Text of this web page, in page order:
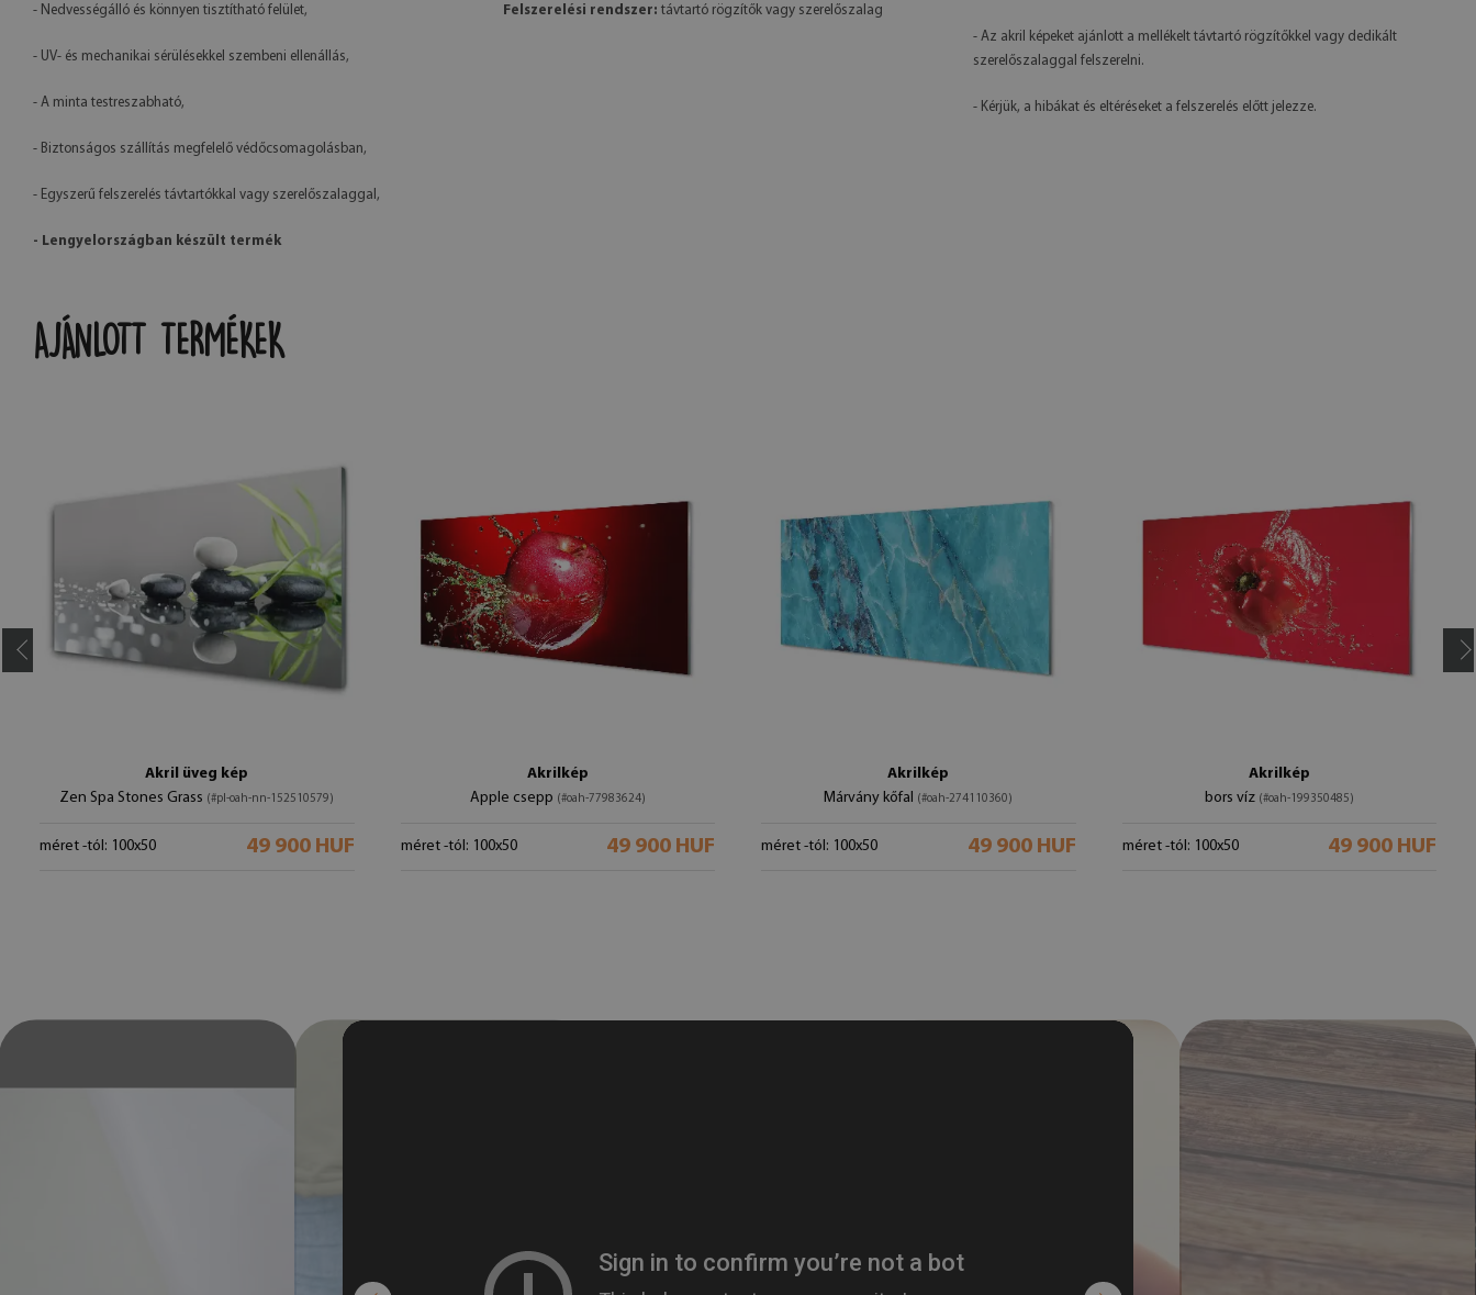
- Nedvességálló és könnyen tisztítható felület,
- UV- és mechanikai sérülésekkel szembeni ellenállás,
- A minta testreszabható,
- Biztonságos szállítás megfelelő védőcsomagolásban,
- Egyszerű felszerelés távtartókkal vagy szerelőszalaggal,
- Lengyelországban készült termék
Felszerelési rendszer: távtartó rögzítők vagy szerelőszalag
- Az akril képeket ajánlott a mellékelt távtartó rögzítőkkel vagy dedikált
szerelőszalaggal felszerelni.
- Kérjük, a hibákat és eltéréseket a felszerelés előtt jelezze.
AJÁNLOTT TERMÉKEK
Akril üveg kép
Zen Spa Stones Grass (#pl-oah-nn-152510579)
méret -tól: 100x50 49 900 HUF
Akrilkép
Apple csepp (#oah-77983624)
méret -tól: 100x50 49 900 HUF
Akrilkép
Márvány kőfal
(#oah-274110360)
méret -tól: 100x50 49 900 HUF
Akrilkép
bors víz (#oah-199350485)
méret -tól: 100x50 49 900 HUF